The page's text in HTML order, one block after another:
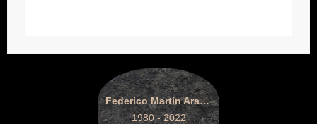
Federico Martín Aramburú
1980 - 2022